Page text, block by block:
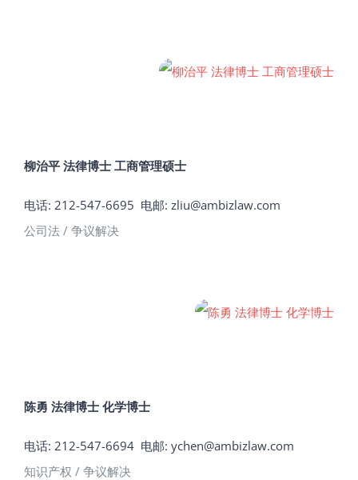
柳治平 法律博士 工商管理硕士
电话: 212-547-6695 电邮: zliu@ambizlaw.com
公司法 / 争议解决
陈勇 法律博士 化学博士
电话: 212-547-6694 电邮: ychen@ambizlaw.com
知识产权 / 争议解决